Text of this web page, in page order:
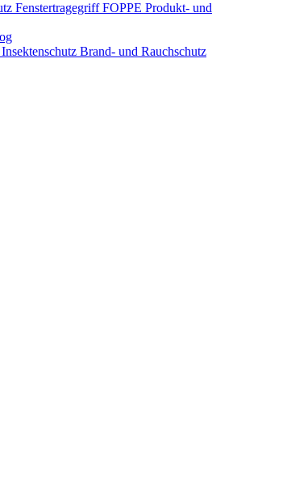
Fenstertragegriff FOPPE Produkt- und
Brand- und Rauchschutz​